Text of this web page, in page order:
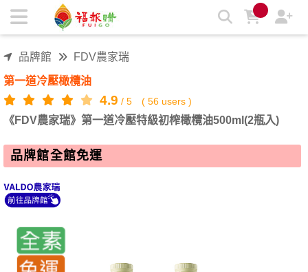
《FDV農家瑞》第一道冷壓特級初榨橄欖油500ml(2瓶入) | 福報
品牌館 FDV農家瑞
第一道冷壓橄欖油
4.9 / 5 ( 56 users )
《FDV農家瑞》第一道冷壓特級初榨橄欖油500ml(2瓶入)
品牌館全館免運